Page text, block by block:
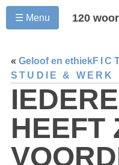
☰ Menu 120
« Geloof en ethiek
STUDIE & WERK
HEEFT